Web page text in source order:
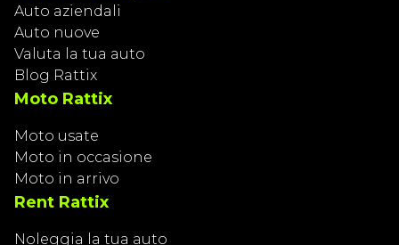
Auto aziendali
Auto nuove
Valuta la tua auto
Blog Rattix
Moto Rattix
Moto usate
Moto in occasione
Moto in arrivo
Rent Rattix
Noleggia la tua auto